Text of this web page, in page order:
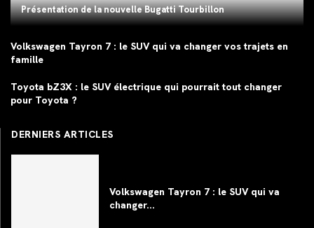
Présentation de la nouvelle Bugatti Tourbillon
Volkswagen Tayron 7 : le SUV qui va changer vos trajets en
famille
Toyota bZ3X : le SUV électrique qui pourrait tout changer
pour Toyota ?
DERNIERS ARTICLES
Volkswagen Tayron 7 : le SUV qui va
changer...